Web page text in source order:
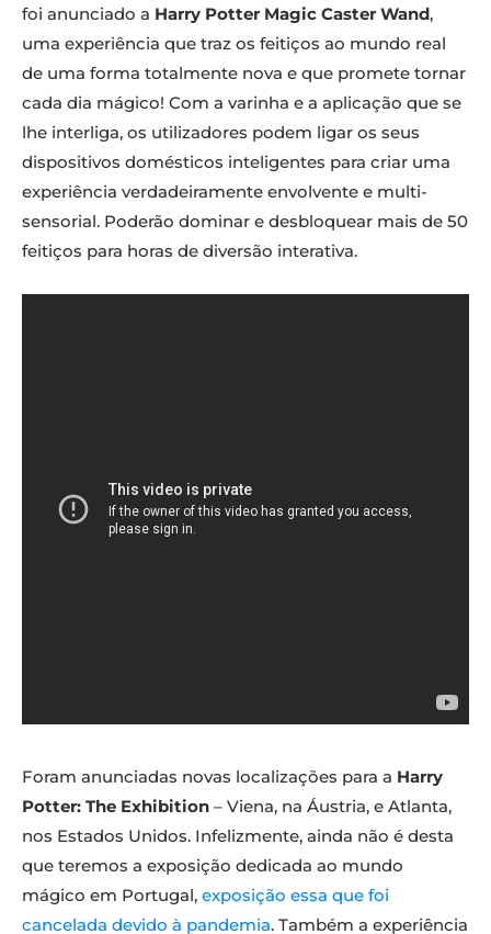
foi anunciado a Harry Potter Magic Caster Wand,
uma experiência que traz os feitiços ao mundo real
de uma forma totalmente nova e que promete tornar
cada dia mágico! Com a varinha e a aplicação que se
lhe interliga, os utilizadores podem ligar os seus
dispositivos domésticos inteligentes para criar uma
experiência verdadeiramente envolvente e multi-
sensorial. Poderão dominar e desbloquear mais de 50
feitiços para horas de diversão interativa.
Foram anunciadas novas localizações para a Harry
Potter: The Exhibition – Viena, na Áustria, e Atlanta,
nos Estados Unidos. Infelizmente, ainda não é desta
que teremos a exposição dedicada ao mundo
mágico em Portugal, exposição essa que foi
cancelada devido à pandemia. Também a experiência